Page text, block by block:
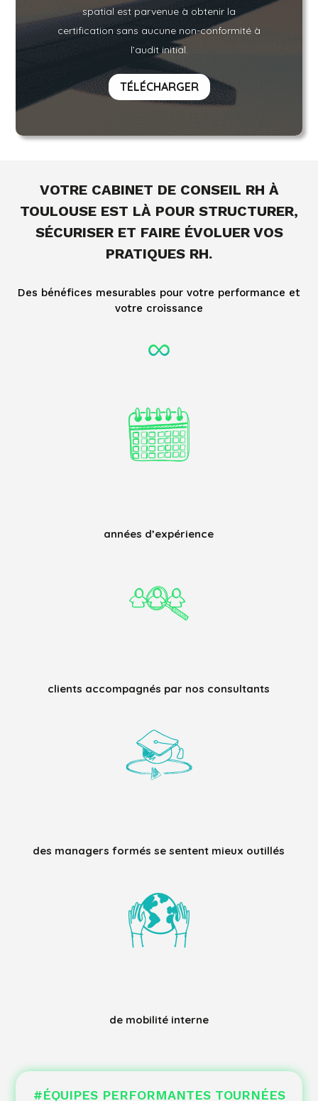
spatial est parvenue à obtenir la
certification sans aucune non-conformité à
l’audit initial.
TÉLÉCHARGER
VOTRE CABINET DE CONSEIL RH À
TOULOUSE EST LÀ POUR STRUCTURER,
SÉCURISER ET FAIRE ÉVOLUER VOS
PRATIQUES RH.
Des bénéfices mesurables pour votre performance et
votre croissance
années d’expérience
clients accompagnés par nos consultants
des managers formés se sentent mieux outillés
de mobilité interne
#ÉQUIPES PERFORMANTES TOURNÉES